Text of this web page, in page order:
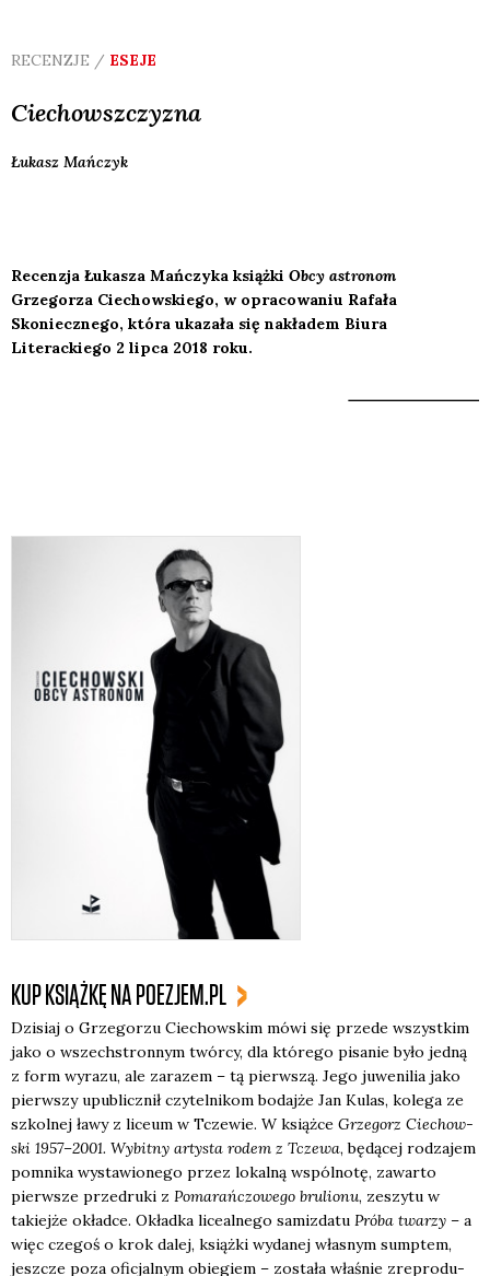
RECENZJE / ESEJE
Ciechowszczyzna
Łukasz Mańczyk
Recenzja Łukasza Mańczyka książki Obcy astronom
Grzegorza Ciechowskiego, w opracowaniu Rafała
Skoniecznego, która ukazała się nakładem Biura
Literackiego 2 lipca 2018 roku.
KUP KSIĄŻKĘ NA POEZJEM.PL
Dzi­siaj o Grze­go­rzu Cie­chow­skim mówi się przede wszyst­kim
jako o wszech­stron­nym twór­cy, dla któ­re­go pisa­nie było jed­ną
z form wyra­zu, ale zara­zem – tą pierw­szą. Jego juwe­ni­lia jako
pierw­szy upu­blicz­nił czy­tel­ni­kom bodaj­że Jan Kulas, kole­ga ze
szkol­nej ławy z liceum w Tcze­wie. W książ­ce Grze­gorz Cie­chow­
ski 1957–2001. Wybit­ny arty­sta rodem z Tcze­wa, będą­cej rodza­jem
pomni­ka wysta­wio­ne­go przez lokal­ną wspól­no­tę, zawar­to
pierw­sze prze­dru­ki z Poma­rań­czo­we­go bru­lio­nu, zeszy­tu w
takiej­że okład­ce. Okład­ka lice­al­ne­go samiz­da­tu Pró­ba twa­rzy – a
więc cze­goś o krok dalej, książ­ki wyda­nej wła­snym sump­tem,
jesz­cze poza ofi­cjal­nym obie­giem – zosta­ła wła­śnie zre­pro­du­